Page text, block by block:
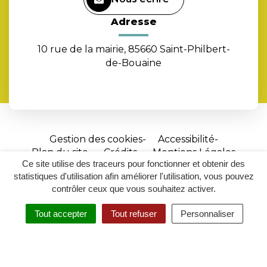
Ce site utilise des traceurs pour fonctionner et obtenir des
statistiques d'utilisation afin améliorer l'utilisation, vous pouvez
contrôler ceux que vous souhaitez activer.
Tout accepter Tout refuser Personnaliser
RECHERCHER
ACCESSIBILITÉ
Adresse
10 rue de la mairie, 85660 Saint-Philbert-
de-Bouaine
Gestion des cookies
Accessibilité
Plan du site
Crédits
Mentions Légales
Site
réalisé
par
Inovagora